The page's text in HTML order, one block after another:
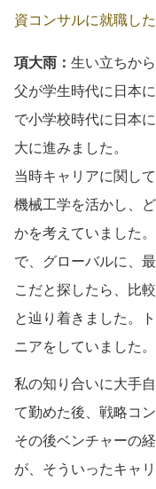
資コンサルに就職し
項大雨： 生い立ちか
父が学生時代に日本
で小学校時代に日本
大に進みました。
当時キャリアに関し
機械工学を活かし、
かを考えていました
で、グローバルに、
こだと探したら、比
と辿り着きました。
ニアをしていました。
私の知り合いに大手
て勤めた後、戦略コ
その後ベンチャーの
が、そういったキャ